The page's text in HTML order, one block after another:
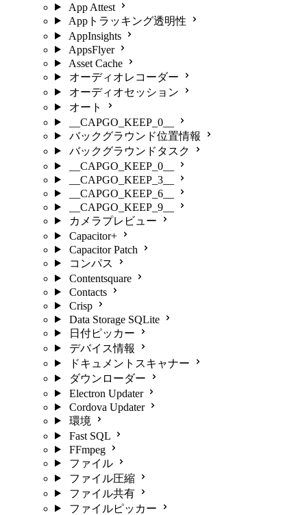
App Attest
Appトラッキング透明性
AppInsights
AppsFlyer
Asset Cache
オーディオレコーダー
オーディオセッション
オート
__CAPGO_KEEP_0__
バックグラウンド位置情報
バックグラウンドタスク
__CAPGO_KEEP_0__
__CAPGO_KEEP_3__
__CAPGO_KEEP_6__
__CAPGO_KEEP_9__
カメラプレビュー
Capacitor+
Capacitor Patch
コンパス
Contentsquare
Contacts
Crisp
Data Storage SQLite
日付ピッカー
デバイス情報
ドキュメントスキャナー
ダウンローダー
Electron Updater
Cordova Updater
環境
Fast SQL
FFmpeg
ファイル
ファイル圧縮
ファイル共有
ファイルピッカー